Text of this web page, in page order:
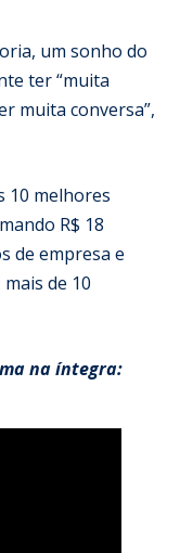
um sonho do
ter “muita
muita conversa”,
10 melhores
R$ 18
de empresa e
de 10
na íntegra: